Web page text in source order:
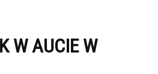
W AUCIE W